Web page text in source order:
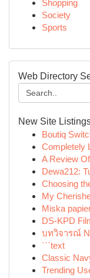
Shopping
Society
Sports
Web Directory
New Site
Boutiq
Completely
A Review
Dewa212:
Choosing
My
Miska
DS-KPD
บทวิจารณ์
```text
Classic
Trending